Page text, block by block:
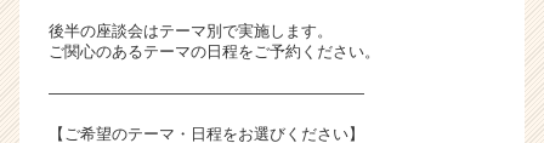
後半の座談会はテーマ別で実施します。
ご関心のあるテーマの日程をご予約ください。
――――――――――――――――――――
【ご希望のテーマ・日程をお選びください】